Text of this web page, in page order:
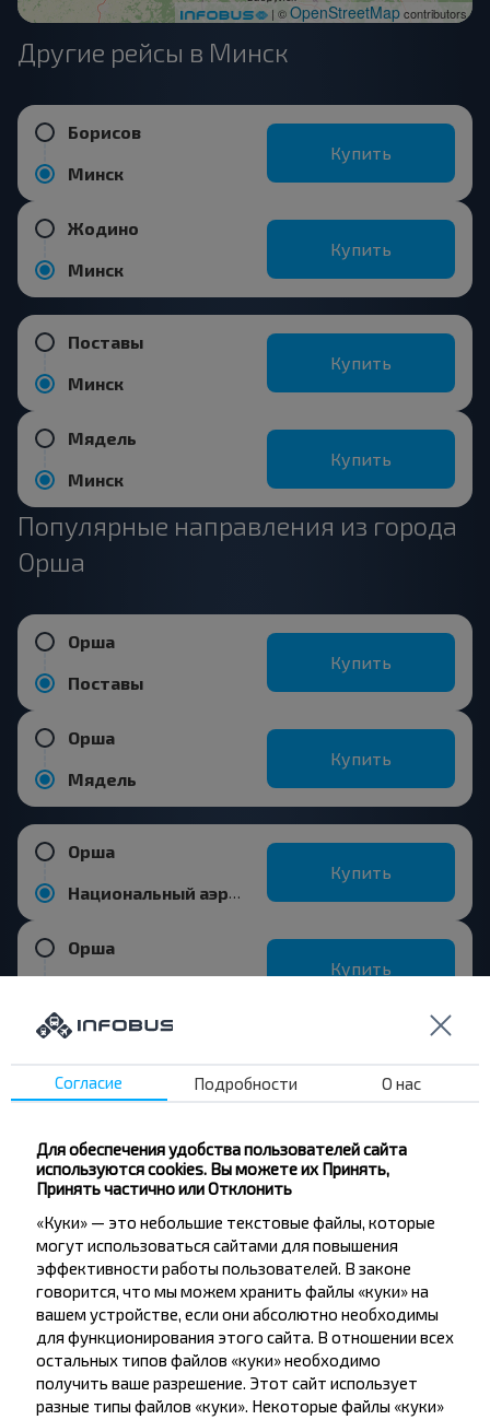
| ©OpenStreetMapcontributors
Другие рейсы в Минск
Борисов
Минск
Купить
Жодино
Минск
Купить
Поставы
Минск
Купить
Мядель
Минск
Купить
Популярные направления из города
Орша
Орша
Поставы
Купить
Орша
Мядель
Купить
Орша
Национальный аэропорт Минск
Купить
Орша
Купить
Хотите
путешествовать
дешевле?
Не пропусти специальные акции, скидки и
другие интересные предложения INFOBUS.
Подпишись на получение новостей и
путешествуй с нами дешевле!
Согласие Подробности О нас
Для обеспечения удобства пользователей сайта
используются cookies. Вы можете их Принять,
Принять частично или Отклонить
«Куки» — это небольшие текстовые файлы, которые
могут использоваться сайтами для повышения
эффективности работы пользователей. В законе
говорится, что мы можем хранить файлы «куки» на
вашем устройстве, если они абсолютно необходимы
для функционирования этого сайта. В отношении всех
остальных типов файлов «куки» необходимо
получить ваше разрешение. Этот сайт использует
разные типы файлов «куки». Некоторые файлы «куки»